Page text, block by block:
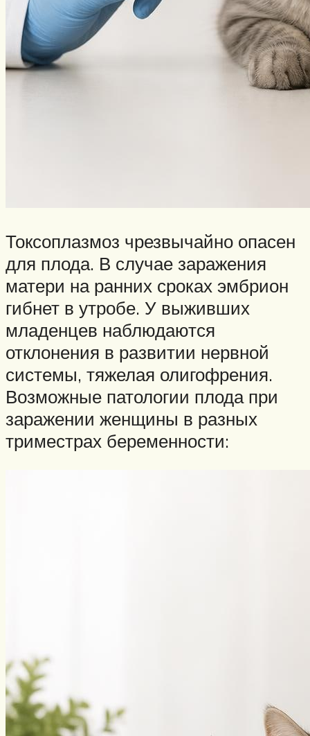
Токсоплазмоз чрезвычайно опасен
для плода. В случае заражения
матери на ранних сроках эмбрион
гибнет в утробе. У выживших
младенцев наблюдаются
отклонения в развитии нервной
системы, тяжелая олигофрения.
Возможные патологии плода при
заражении женщины в разных
триместрах беременности: